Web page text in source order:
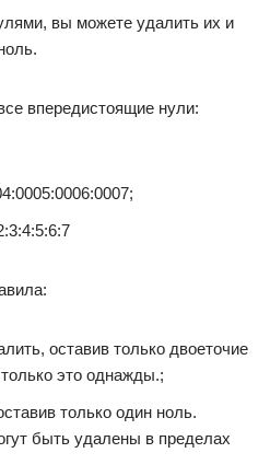
вы можете удалить их и
впередистоящие нули:
оставив только двоеточие
это однажды.;
только один ноль.
быть удалены в пределах